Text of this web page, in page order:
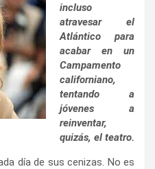
incluso
atravesar el
Atlántico para
acabar en un
Campamento
californiano,
tentando a
jóvenes a
reinventar,
quizás, el teatro.
día de sus cenizas. No es